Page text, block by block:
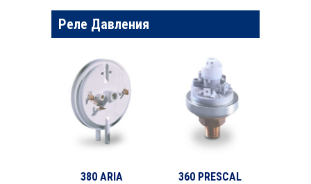
Реле Давления
380 ARIA 360 PRESCAL